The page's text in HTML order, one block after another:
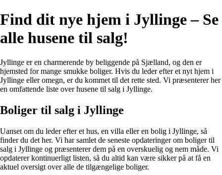
Find dit nye hjem i Jyllinge – Se
alle husene til salg!
Jyllinge er en charmerende by beliggende på Sjælland, og den er
hjemsted for mange smukke boliger. Hvis du leder efter et nyt hjem i
Jyllinge eller omegn, er du kommet til det rette sted. Vi præsenterer her
en omfattende liste over husene til salg i Jyllinge.
Boliger til salg i Jyllinge
Uanset om du leder efter et hus, en villa eller en bolig i Jyllinge, så
finder du det her. Vi har samlet de seneste opdateringer om boliger til
salg i Jyllinge og præsenterer dem på en overskuelig og nem måde. Vi
opdaterer kontinuerligt listen, så du altid kan være sikker på at få en
aktuel oversigt over alle de tilgængelige boliger.